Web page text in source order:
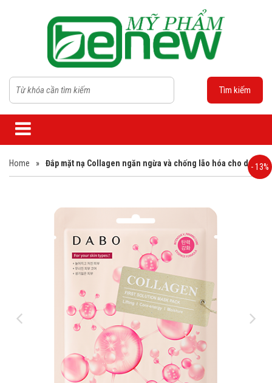
Tìm kiếm
Home » Đắp mặt nạ Collagen ngăn ngừa và chống lão hóa cho da- 13%